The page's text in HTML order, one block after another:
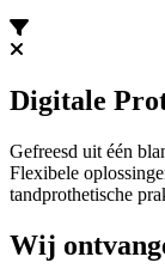
Digitale
Gefreesd uit één
Flexibele
tandprothetische
Wij